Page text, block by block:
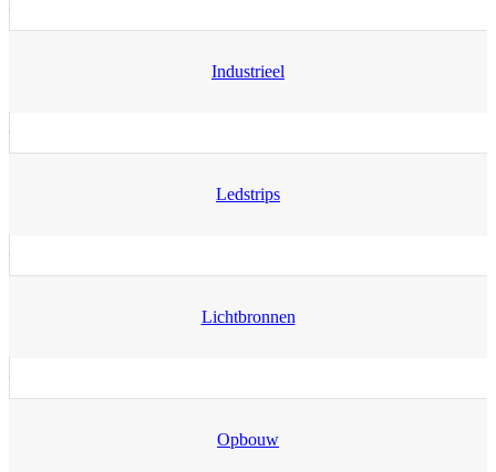
Industrieel
Ledstrips
Lichtbronnen
Opbouw